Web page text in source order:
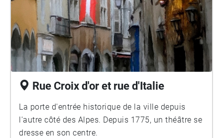
Rue Croix d'or et rue d'Italie
La porte d'entrée historique de la ville depuis
l'autre côté des Alpes. Depuis 1775, un théâtre se
dresse en son centre.